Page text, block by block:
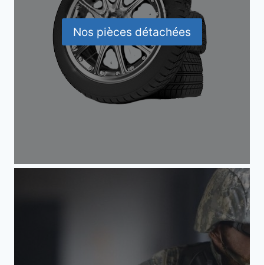
Nos pièces détachées